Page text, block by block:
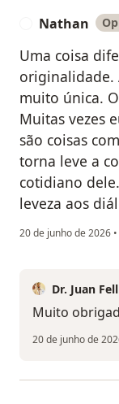
Nathan
Uma coisa
originalidade.
muito única.
Muitas vezes
são coisas
torna leve a
cotidiano
leveza aos
20 de junho de 2026 •
Dr. Juan
Muito
20 de junho de